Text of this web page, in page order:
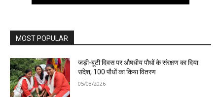
MOST POPULAR
जड़ी-बूटी दिवस पर औषधीय पौधों के संरक्षण का दिया
संदेश, 100 पौधों का किया वितरण
05/08/2026